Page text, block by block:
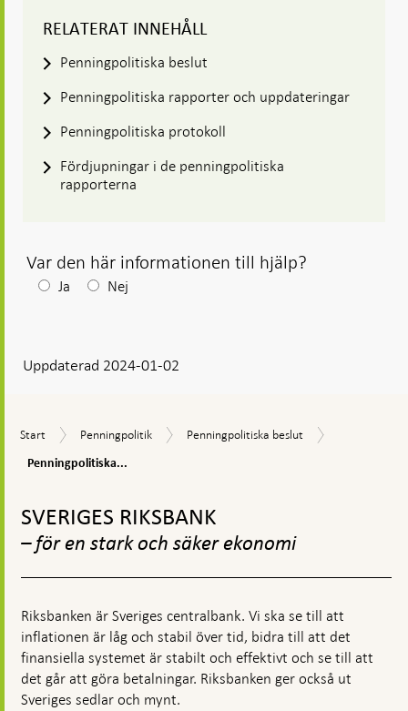
RELATERAT INNEHÅLL
Penningpolitiska beslut
Penningpolitiska rapporter och uppdateringar
Penningpolitiska protokoll
Fördjupningar i de penningpolitiska
rapporterna
Var den här informationen till hjälp?
Efter
visas
Ja Nej
Uppdaterad 2024-01-02
Start
Start Penningpolitik
Penningpolitik
Penningpolitiska
Penningpolitiska beslut
Penningpolitiska...
toppnavigation
SVERIGES RIKSBANK
– för en stark och säker ekonomi
Riksbanken är Sveriges centralbank. Vi ska se till att
inflationen är låg och stabil över tid, bidra till att det
finansiella systemet är stabilt och effektivt och se till att
det går att göra betalningar. Riksbanken ger också ut
Sveriges sedlar och mynt.